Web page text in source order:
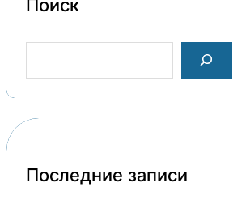
Поиск
a
h
Последние записи